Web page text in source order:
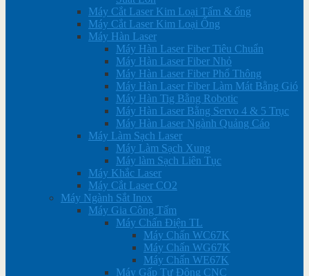
Máy Cắt Laser Kim Loại Tấm & ống
Máy Cắt Laser Kim Loại Ống
Máy Hàn Laser
Máy Hàn Laser Fiber Tiêu Chuẩn
Máy Hàn Laser Fiber Nhỏ
Máy Hàn Laser Fiber Phổ Thông
Máy Hàn Laser Fiber Làm Mát Bằng Gió
Máy Hàn Tig Bằng Robotic
Máy Hàn Laser Bằng Servo 4 & 5 Trục
Máy Hàn Laser Ngành Quảng Cáo
Máy Làm Sạch Laser
Máy Làm Sạch Xung
Máy làm Sạch Liên Tục
Máy Khắc Laser
Máy Cắt Laser CO2
Máy Ngành Sắt Inox
Máy Gia Công Tấm
Máy Chấn Điện TL
Máy Chấn WC67K
Máy Chấn WG67K
Máy Chấn WE67K
Máy Gấp Tự Động CNC